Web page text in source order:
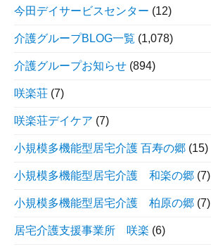
今田デイサービスセンター (12)
介護グループBLOG一覧 (1,078)
介護グループお知らせ (894)
咲楽荘 (7)
咲楽荘デイケア (7)
小規模多機能型居宅介護 百寿の郷 (15)
小規模多機能型居宅介護 和楽の郷 (7)
小規模多機能型居宅介護 柏原の郷 (7)
居宅介護支援事業所 咲楽 (6)